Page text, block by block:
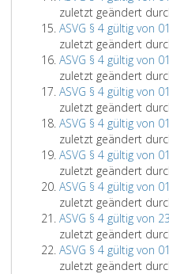
zuletzt geändert
ASVG § 4 gültig von
zuletzt geändert
ASVG § 4 gültig von
zuletzt geändert
ASVG § 4 gültig von
zuletzt geändert
ASVG § 4 gültig von
zuletzt geändert
ASVG § 4 gültig von
zuletzt geändert
ASVG § 4 gültig von
zuletzt geändert
ASVG § 4 gültig von
zuletzt geändert
ASVG § 4 gültig von
zuletzt geändert